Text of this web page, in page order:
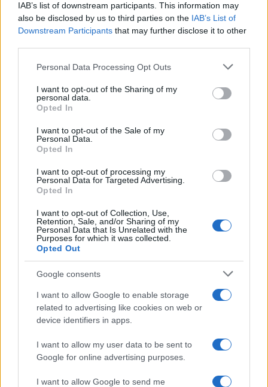
IAB’s list of downstream participants. This information may
also be disclosed by us to third parties on the IAB’s List of
Downstream Participants that may further disclose it to other
Please note that this website/app uses one or more Google
not limited to your visit or usage behaviour. You may click to
grant or deny consent to Google and its third-party tags to
use your data for below specified purposes in below Google
consent section.
Personal Data Processing Opt Outs
I want to opt-out of the Sharing of my
personal data.
Opted In
I want to opt-out of the Sale of my
Personal Data.
Opted In
I want to opt-out of processing my
Personal Data for Targeted Advertising.
Opted In
I want to opt-out of Collection, Use,
Retention, Sale, and/or Sharing of my
Personal Data that Is Unrelated with the
Purposes for which it was collected.
Opted Out
Google consents
I want to allow Google to enable storage
related to advertising like cookies on web or
device identifiers in apps.
I want to allow my user data to be sent to
Google for online advertising purposes.
I want to allow Google to send me
Sigue leyendo
CONSEJOS DE COCINA